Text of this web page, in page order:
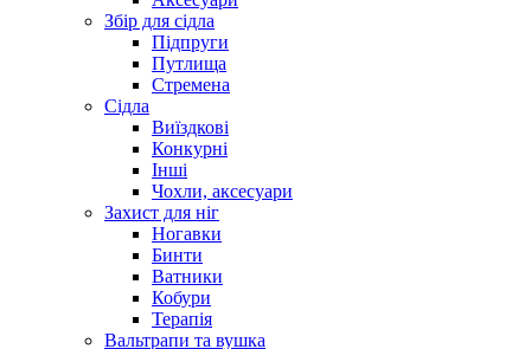
Збір для сідла
Підпруги
Путлища
Стремена
Сідла
Виїздкові
Конкурні
Інші
Чохли, аксесуари
Захист для ніг
Ногавки
Бинти
Ватники
Кобури
Терапія
Вальтрапи та вушка